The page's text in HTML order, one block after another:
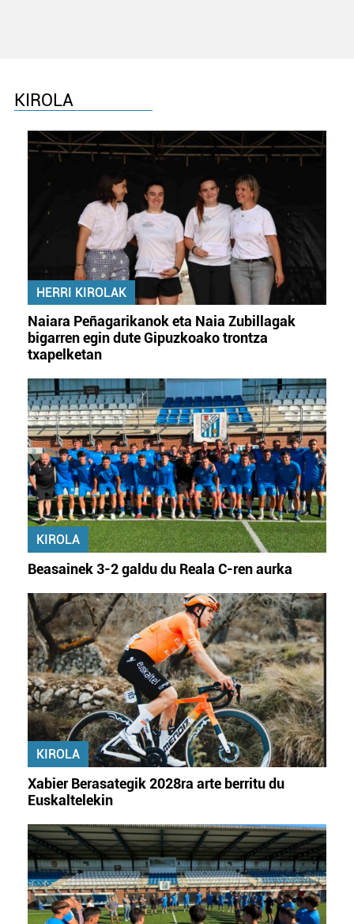
KIROLA
HERRI KIROLAK
Naiara Peñagarikanok eta Naia Zubillagak
bigarren egin dute Gipuzkoako trontza
txapelketan
KIROLA
Beasainek 3-2 galdu du Reala C-ren aurka
KIROLA
Xabier Berasategik 2028ra arte berritu du
Euskaltelekin